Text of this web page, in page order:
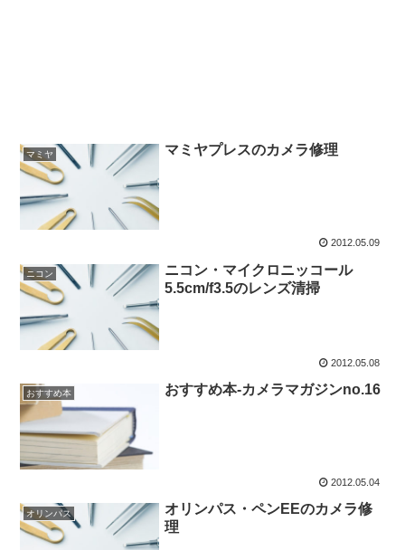
マミヤ マミヤプレスのカメラ修理
2012.05.09
ニコン
ニコン・マイクロニッコール
5.5cm/f3.5のレンズ清掃
2012.05.08
おすすめ本 おすすめ本-カメラマガジンno.16
2012.05.04
オリンパス
オリンパス・ペンEEのカメラ修
理